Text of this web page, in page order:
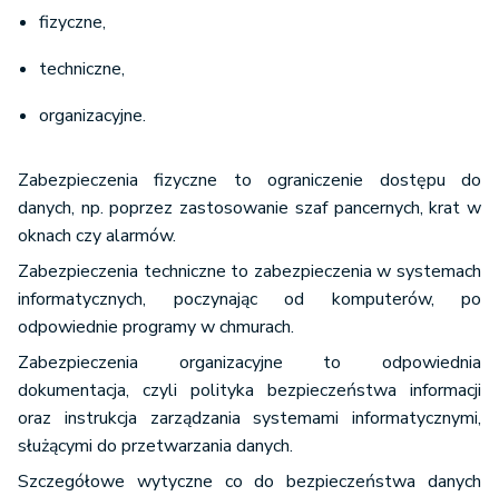
fizyczne,
techniczne,
organizacyjne.
Zabezpieczenia fizyczne to ograniczenie dostępu do
danych, np. poprzez zastosowanie szaf pancernych, krat w
oknach czy alarmów.
Zabezpieczenia techniczne to zabezpieczenia w systemach
informatycznych, poczynając od komputerów, po
odpowiednie programy w chmurach.
Zabezpieczenia organizacyjne to odpowiednia
dokumentacja, czyli polityka bezpieczeństwa informacji
oraz instrukcja zarządzania systemami informatycznymi,
służącymi do przetwarzania danych.
Szczegółowe wytyczne co do bezpieczeństwa danych